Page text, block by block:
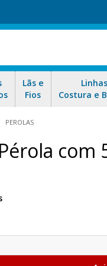
Lãs e
Fios
Costura e
PEROLAS
com